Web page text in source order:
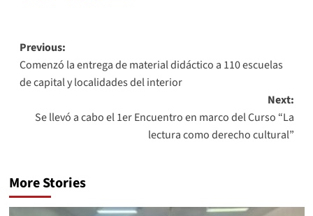
Previous:
Comenzó la entrega de material didáctico a 110 escuelas
de capital y localidades del interior
Next:
Se llevó a cabo el 1er Encuentro en marco del Curso “La
lectura como derecho cultural”
More Stories